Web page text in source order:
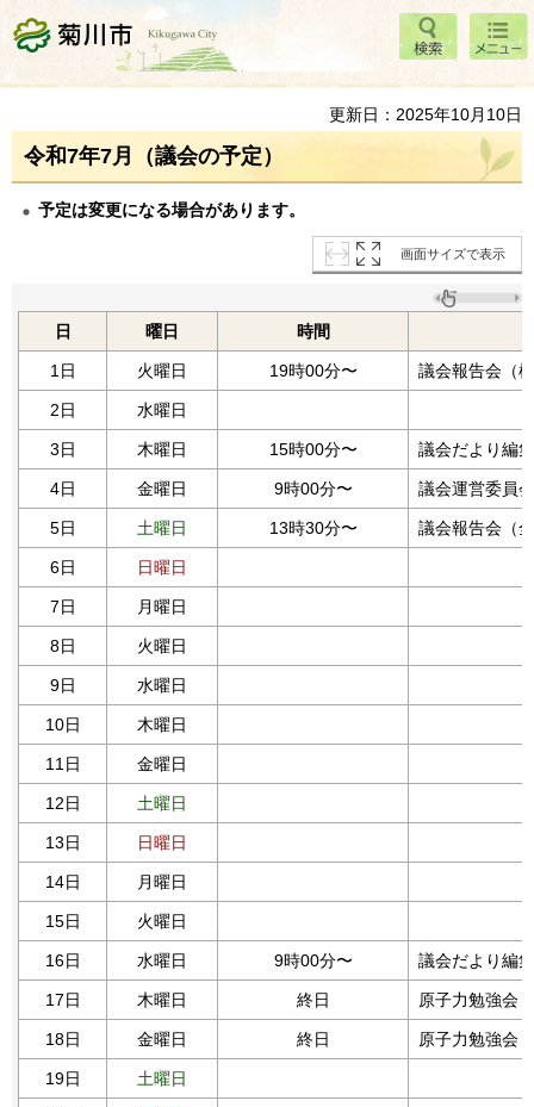
菊川市 検索
メニ
ュー
更新日：2025年10月10日
令和7年7月（議会の予定）
予定は変更になる場合があります。
画面サイズで表示
日 曜日 時間
1日 火曜日 19時00分〜 議会報告会（
2日 水曜日
3日 木曜日 15時00分〜 議会だより編
4日 金曜日 9時00分〜 議会運営委員会
5日 土曜日 13時30分〜 議会報告会（
6日 日曜日
7日 月曜日
8日 火曜日
9日 水曜日
10日 木曜日
11日 金曜日
12日 土曜日
13日 日曜日
14日 月曜日
15日 火曜日
16日 水曜日 9時00分〜 議会だより編
17日 木曜日 終日 原子力勉強会
18日 金曜日 終日 原子力勉強会
19日 土曜日